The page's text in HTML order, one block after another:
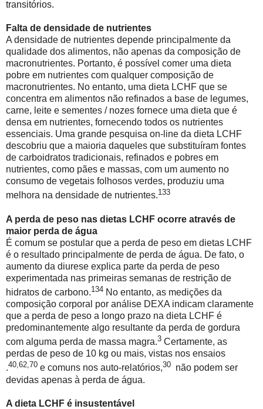
transitórios.
Falta de densidade de nutrientes
A densidade de nutrientes depende principalmente da
qualidade dos alimentos, não apenas da composição de
macronutrientes. Portanto, é possível comer uma dieta
pobre em nutrientes com qualquer composição de
macronutrientes. No entanto, uma dieta LCHF que se
concentra em alimentos não refinados a base de legumes,
carne, leite e sementes / nozes fornece uma dieta que é
densa em nutrientes, fornecendo todos os nutrientes
essenciais. Uma grande pesquisa on-line da dieta LCHF
descobriu que a maioria daqueles que substituíram fontes
de carboidratos tradicionais, refinados e pobres em
nutrientes, como pães e massas, com um aumento no
consumo de vegetais folhosos verdes, produziu uma
melhora na densidade de nutrientes.133
A perda de peso nas dietas LCHF ocorre através de
maior perda de água
É comum se postular que a perda de peso em dietas LCHF
é o resultado principalmente de perda de água. De fato, o
aumento da diurese explica parte da perda de peso
experimentada nas primeiras semanas de restrição de
hidratos de carbono.134 No entanto, as medições da
composição corporal por análise DEXA indicam claramente
que a perda de peso a longo prazo na dieta LCHF é
predominantemente algo resultante da perda de gordura
com alguma perda de massa magra.3 Certamente, as
perdas de peso de 10 kg ou mais, vistas nos ensaios
.40,62,70 e comuns nos auto-relatórios,30 não podem ser
devidas apenas à perda de água.
A dieta LCHF é insustentável